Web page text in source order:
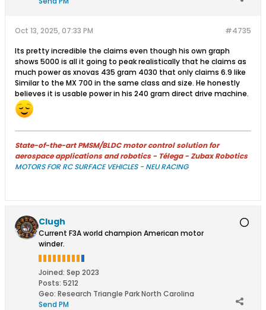
#4735
Oct 13, 2025, 07:33 PM
Its pretty incredible the claims even though his own graph
shows 5000 is all it going to peak realistically that he claims as
much power as xnovas 435 gram 4030 that only claims 6.9 like
Similar to the MX 700 in the same class and size. He honestly
believes it is usable power in his 240 gram direct drive machine.
State-of-the-art PMSM/BLDC motor control solution for
aerospace applications and robotics - Télega - Zubax Robotics
MOTORS FOR RC SURFACE VEHICLES - NEU RACING
Clugh
Current F3A world champion American motor
winder.
Joined: Sep 2023
Posts: 5212
Geo: Research Triangle Park North Carolina
Send PM